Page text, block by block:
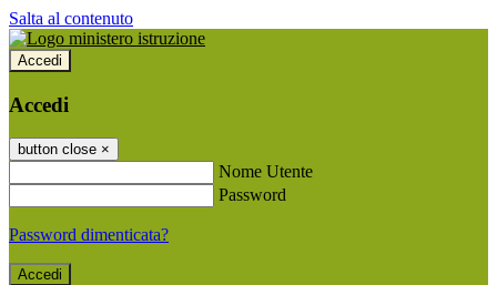
Salta al contenuto
Accedi
Accedi
button close ×
Nome Utente
Password
Password dimenticata?